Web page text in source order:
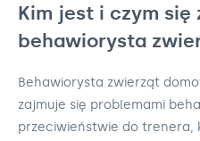
Kim jest i czym się
behawiorysta
Behawiorysta zwierząt
zajmuje się problemami
przeciwieństwie do trenera,